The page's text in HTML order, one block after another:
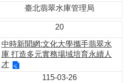
臺北翡翠水庫管理局
20
中時新聞網:文化大學攜手翡翠水
庫 打造多元實務場域培育永續人
才
115-03-26